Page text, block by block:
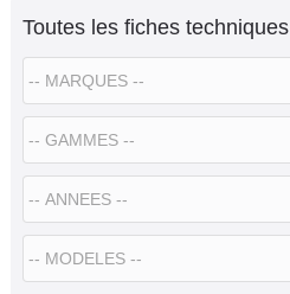
Toutes les fiches techniques